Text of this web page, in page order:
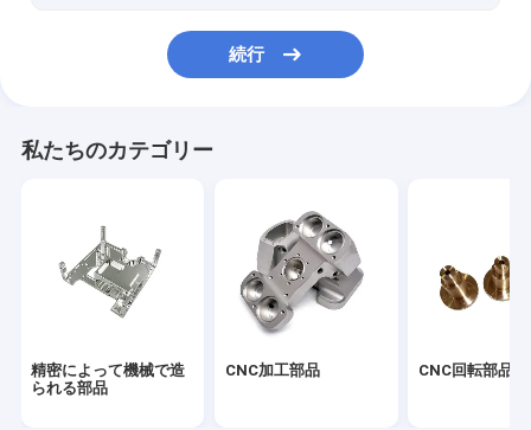
アルミニウムはハウジング ダイ カスト
削られたひれ脱熱器
冷板熱槽
続行
私たちのカテゴリー
精密によって機械で造
られる部品
CNC加工部品 CNC回転部品